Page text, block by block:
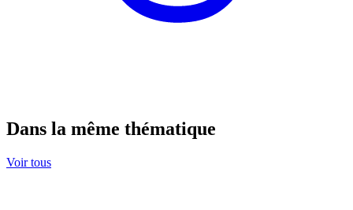
Dans la même thématique
Voir tous